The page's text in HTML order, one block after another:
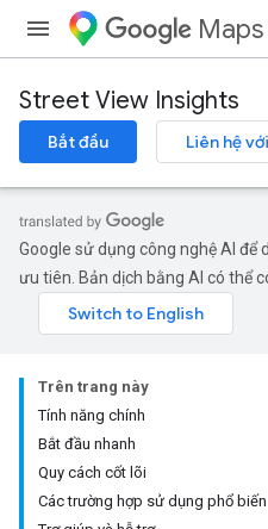
Street View Insights
Bắt đầu Liên hệ
Google sử dụng công nghệ AI để
ưu tiên. Bản dịch bằng AI có thể
Trên trang này
Tính năng chính
Bắt đầu nhanh
Quy cách cốt lõi
Các trường hợp sử dụng phổ biến